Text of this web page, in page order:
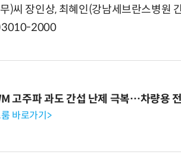
)씨 장인상, 최혜인(강남세브란스병원
2000
고주파 과도 간섭 난제 극복…차량용
바로가기>